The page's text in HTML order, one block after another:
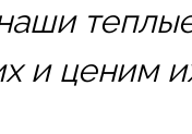
и ценим